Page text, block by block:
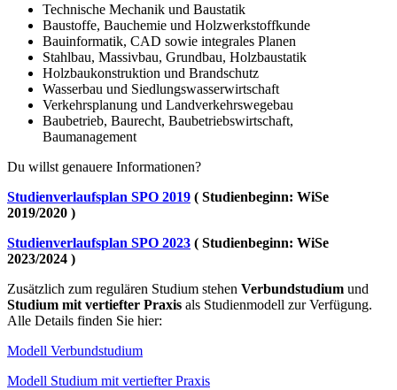
Technische Mechanik und Baustatik
Baustoffe, Bauchemie und Holzwerkstoffkunde
Bauinformatik, CAD sowie integrales Planen
Stahlbau, Massivbau, Grundbau, Holzbaustatik
Holzbaukonstruktion und Brandschutz
Wasserbau und Siedlungswasserwirtschaft
Verkehrsplanung und Landverkehrswegebau
Baubetrieb, Baurecht, Baubetriebswirtschaft,
Baumanagement
Du willst genauere Informationen?
Studienverlaufsplan SPO 2019 ( Studienbeginn: WiSe
2019/2020 )
Studienverlaufsplan SPO 2023 ( Studienbeginn: WiSe
2023/2024 )
Zusätzlich zum regulären Studium stehen Verbundstudium und
Studium mit vertiefter Praxis als Studienmodell zur Verfügung.
Alle Details finden Sie hier:
Modell Verbundstudium
Modell Studium mit vertiefter Praxis